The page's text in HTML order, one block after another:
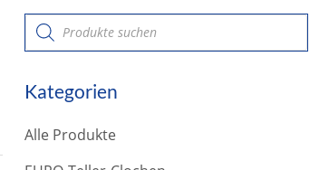
P
o
c
s
a
Kategorien
Alle Produkte